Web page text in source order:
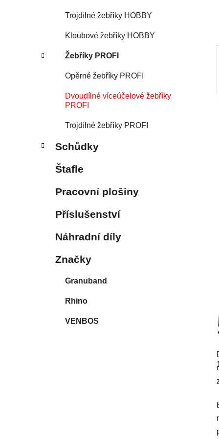
e
Trojdílné žebříky HOBBY
Kloubové žebříky HOBBY
Žebříky PROFI
Opěrné žebříky PROFI
Dvoudílné víceúčelové žebříky
PROFI
Trojdílné žebříky PROFI
Schůdky
Štafle
Pracovní plošiny
Příslušenství
Náhradní díly
Značky
Granuband
Rhino
VENBOS